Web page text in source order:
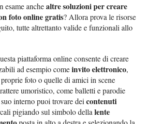
esame anchealtre soluzioni per creare
foto online gratis? Allora prova le risorse
tutte altrettanto valide e funzionali allo
piattaforma online consente di creare
ad esempio comeinvito elettronico,
foto o quelle di amici in scene
umoristico, come balletti e parodie
interno puoi trovare deicontenuti
pigiando sul simbolo dellalente